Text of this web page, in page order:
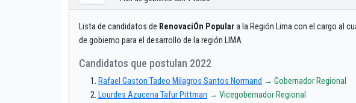
Lista de candidatos de RenovaciÓn Populara la Región Lima con el cargo al
de gobierno para el desarrollo de la región LIMA
Candidatos que postulan 2022
Rafael Gaston Tadeo Milagros Santos Normand → Gobernador Regional
Lourdes Azucena Tafur Pittman → Vicegobernador Regional